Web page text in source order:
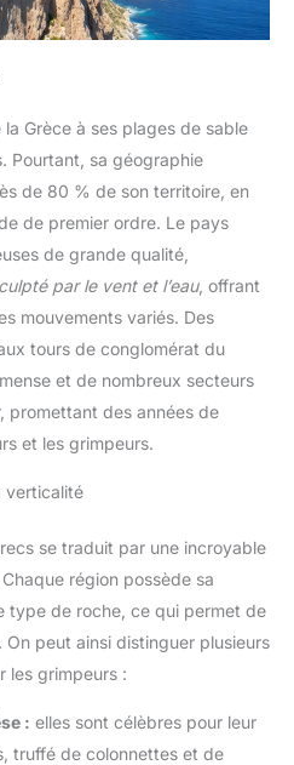
la Grèce à ses plages de sable
Pourtant, sa géographie
de 80 % de son territoire, en
de premier ordre. Le pays
de grande qualité,
par le vent et l’eau, offrant
mouvements variés. Des
tours de conglomérat du
et de nombreux secteurs
promettant des années de
et les grimpeurs.
verticalité
se traduit par une incroyable
région possède sa
type de roche, ce qui permet de
peut ainsi distinguer plusieurs
les grimpeurs :
: elles sont célèbres pour leur
truffé de colonnettes et de